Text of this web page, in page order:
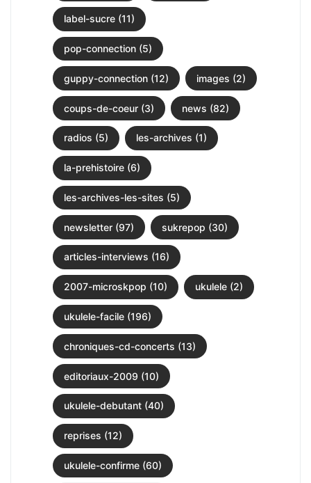
label-sucre (11)
pop-connection (5)
guppy-connection (12) images (2)
coups-de-coeur (3) news (82)
radios (5) les-archives (1)
la-prehistoire (6)
les-archives-les-sites (5)
newsletter (97) sukrepop (30)
articles-interviews (16)
2007-microskpop (10) ukulele (2)
ukulele-facile (196)
chroniques-cd-concerts (13)
editoriaux-2009 (10)
ukulele-debutant (40)
reprises (12)
ukulele-confirme (60)